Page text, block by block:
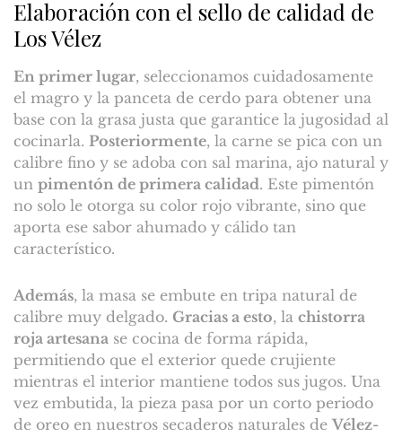
Elaboración con el sello de calidad de
Los Vélez
En primer lugar, seleccionamos cuidadosamente
el magro y la panceta de cerdo para obtener una
base con la grasa justa que garantice la jugosidad al
cocinarla. Posteriormente, la carne se pica con un
calibre fino y se adoba con sal marina, ajo natural y
un pimentón de primera calidad. Este pimentón
no solo le otorga su color rojo vibrante, sino que
aporta ese sabor ahumado y cálido tan
característico.
Además, la masa se embute en tripa natural de
calibre muy delgado. Gracias a esto, la chistorra
roja artesana se cocina de forma rápida,
permitiendo que el exterior quede crujiente
mientras el interior mantiene todos sus jugos. Una
vez embutida, la pieza pasa por un corto periodo
de oreo en nuestros secaderos naturales de Vélez-